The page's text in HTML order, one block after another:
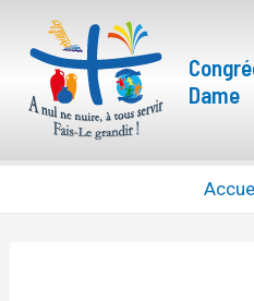
contenu
Dame
Pagination
d’article